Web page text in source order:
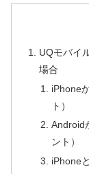
UQモバイ
場合
iPhone
ト）
Android
ント）
iPhone